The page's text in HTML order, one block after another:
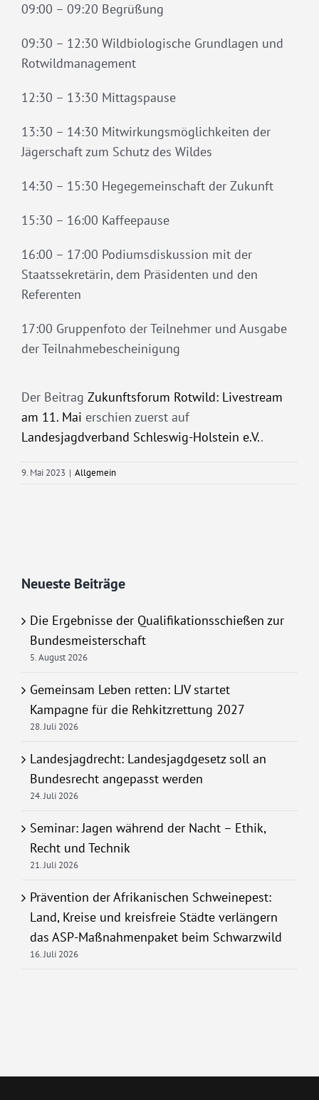
09:00 – 09:20 Begrüßung
09:30 – 12:30 Wildbiologische Grundlagen und
Rotwildmanagement
12:30 – 13:30 Mittagspause
13:30 – 14:30 Mitwirkungsmöglichkeiten der
Jägerschaft zum Schutz des Wildes
14:30 – 15:30 Hegegemeinschaft der Zukunft
15:30 – 16:00 Kaffeepause
16:00 – 17:00 Podiumsdiskussion mit der
Staatssekretärin, dem Präsidenten und den
Referenten
17:00 Gruppenfoto der Teilnehmer und Ausgabe
der Teilnahmebescheinigung
Der Beitrag Zukunftsforum Rotwild: Livestream
am 11. Mai erschien zuerst auf
Landesjagdverband Schleswig-Holstein e.V..
9. Mai 2023 | Allgemein
Neueste Beiträge
Die Ergebnisse der Qualifikationsschießen zur
Bundesmeisterschaft
5. August 2026
Gemeinsam Leben retten: LJV startet
Kampagne für die Rehkitzrettung 2027
28. Juli 2026
Landesjagdrecht: Landesjagdgesetz soll an
Bundesrecht angepasst werden
24. Juli 2026
Seminar: Jagen während der Nacht – Ethik,
Recht und Technik
21. Juli 2026
Prävention der Afrikanischen Schweinepest:
Land, Kreise und kreisfreie Städte verlängern
das ASP-Maßnahmenpaket beim Schwarzwild
16. Juli 2026